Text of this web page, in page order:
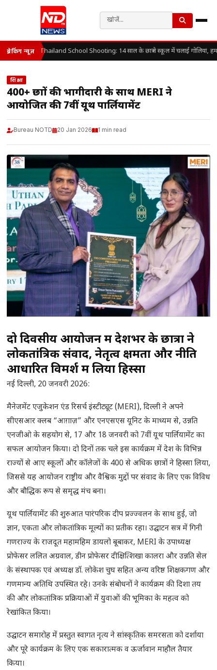
ब्रेकिंग न्यूज़ Thailand School Shooting: 14 साल के छात्र ने स्कूल में चलाई गोलियां,
शिक्षा
400+ छात्रों की भागीदारी के साथ MERI ने
आयोजित की 7वीं यूथ पार्लियामेंट
Bureau NOTD 20 Jan 2026 1 min read
दो दिवसीय आयोजन में देशभर के छात्रों ने
लोकतांत्रिक संवाद, नेतृत्व क्षमता और नीति
आधारित विमर्श में लिया हिस्सा
नई दिल्ली, 20 जनवरी 2026:
मैनेजमेंट एजुकेशन एंड रिसर्च इंस्टीट्यूट (MERI), दिल्ली ने अपने
सीएसआर क्लब “आग़ाज़” और एनएसएस यूनिट के माध्यम से, उन्नति
एनजीओ के सहयोग से, 17 और 18 जनवरी को 7वीं यूथ पार्लियामेंट का
सफल आयोजन किया। दो दिनों तक चले इस कार्यक्रम में देश के विभिन्न
राज्यों से आए स्कूलों और कॉलेजों के 400 से अधिक छात्रों ने हिस्सा लिया,
जिससे यह आयोजन राष्ट्रीय और वैश्विक मुद्दों पर संवाद के लिए एक विविध
और बौद्धिक रूप से समृद्ध मंच बना।
यूथ पार्लियामेंट की शुरुआत पारंपरिक दीप प्रज्ज्वलन के साथ हुई, जो
ज्ञान, एकता और लोकतांत्रिक मूल्यों का प्रतीक रहा। उद्घाटन सत्र में गिनी
गणराज्य के राजदूत महामहिम डायलो बूबाकर, MERI के उपाध्यक्ष
प्रोफेसर ललित अग्रवाल, डीन प्रोफेसर दीक्षित्शिखा कालरा और उन्नति सेल
के संस्थापक एवं अध्यक्ष डॉ. लोकेश चुघ सहित अन्य वरिष्ठ शिक्षकगण और
गणमान्य अतिथि उपस्थित रहे। उनके संबोधनों ने कार्यक्रम की दिशा तय
की और लोकतांत्रिक प्रक्रियाओं में युवाओं की भूमिका के महत्व को
रेखांकित किया।
उद्घाटन समारोह में प्रस्तुत स्वागत नृत्य ने सांस्कृतिक समरसता को दर्शाया
और पूरे कार्यक्रम के लिए एक सकारात्मक व ऊर्जावान माहौल तैयार
किया।